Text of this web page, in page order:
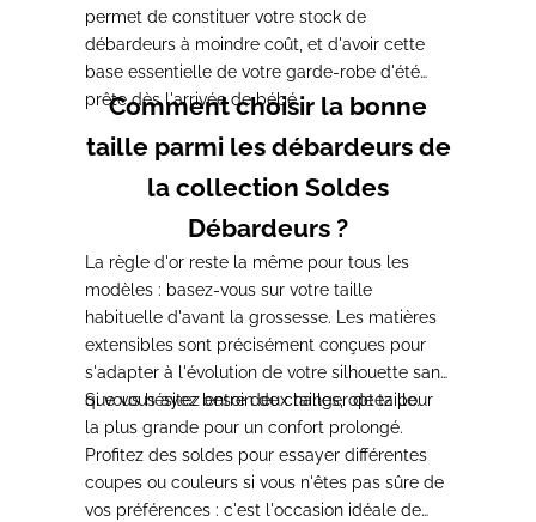
permet de constituer votre stock de
débardeurs à moindre coût, et d'avoir cette
base essentielle de votre garde-robe d'été
prête dès l'arrivée de bébé.
Comment choisir la bonne
taille parmi les débardeurs de
la collection Soldes
Débardeurs ?
La règle d'or reste la même pour tous les
modèles : basez-vous sur votre taille
habituelle d'avant la grossesse. Les matières
extensibles sont précisément conçues pour
s'adapter à l'évolution de votre silhouette sans
que vous ayez besoin de changer detaille.
Si vous hésitez entre deuxtailles, optez pour
la plus grande pour un confort prolongé.
Profitez des soldes pour essayer différentes
coupes ou couleurs si vous n'êtes pas sûre de
vos préférences : c'est l'occasion idéale de